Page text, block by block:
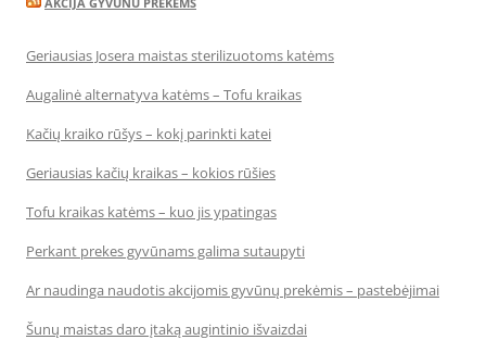
Geriausias Josera maistas sterilizuotoms katėms
Augalinė alternatyva katėms – Tofu kraikas
Kačių kraiko rūšys – kokį parinkti katei
Geriausias kačių kraikas – kokios rūšies
Tofu kraikas katėms – kuo jis ypatingas
Perkant prekes gyvūnams galima sutaupyti
Ar naudinga naudotis akcijomis gyvūnų prekėmis – pastebėjimai
Šunų maistas daro įtaką augintinio išvaizdai